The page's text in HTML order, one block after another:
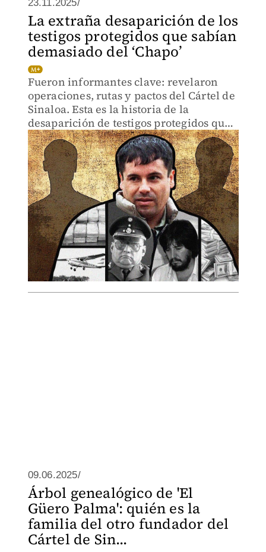
23.11.2025/
La extraña desaparición de los
testigos protegidos que sabían
demasiado del ‘Chapo’
Fueron informantes clave: revelaron
operaciones, rutas y pactos del Cártel de
Sinaloa. Esta es la historia de la
desaparición de testigos protegidos que
estaban bajo cuidado de la PGR.
09.06.2025/
Árbol genealógico de 'El
Güero Palma': quién es la
familia del otro fundador del
Cártel de Sin...